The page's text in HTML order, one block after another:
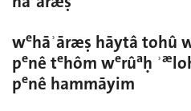
wehāʾāræṣ hāytâ tohû
penê tehôm werûaḥ ʾæ
penê hammāyim